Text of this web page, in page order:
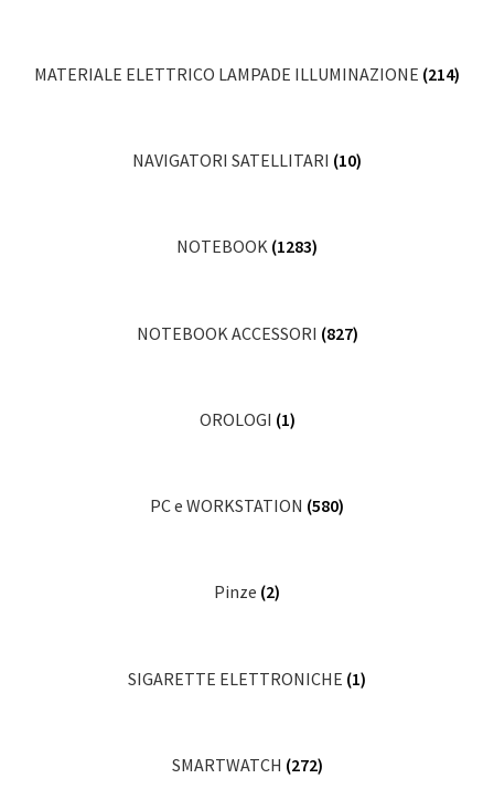
MATERIALE ELETTRICO LAMPADE ILLUMINAZIONE (214)
NAVIGATORI SATELLITARI (10)
NOTEBOOK (1283)
NOTEBOOK ACCESSORI (827)
OROLOGI (1)
PC e WORKSTATION (580)
Pinze (2)
SIGARETTE ELETTRONICHE (1)
SMARTWATCH (272)